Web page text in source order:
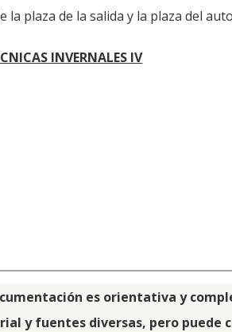
la plaza de la salida y la plaza del
INVERNALES IV
es orientativa y
y fuentes diversas, pero puede